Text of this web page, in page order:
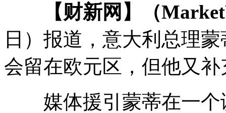
【财新网】（
日）报道，意大利总理
会留在欧元区，但他又
媒体援引蒙蒂在一个